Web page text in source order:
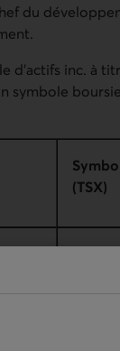
du
d’actifs inc. à
symbole
(TSX)